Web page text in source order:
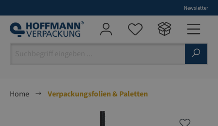
Newsletter
Home
Verpackungsfolien & Paletten
Bildergalerie überspringen